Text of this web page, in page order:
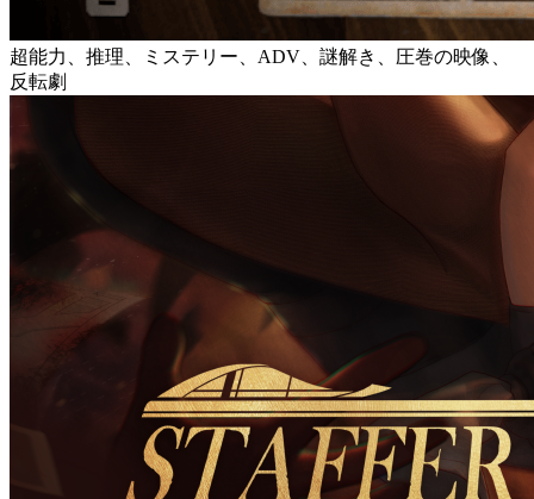
超能力、推理、ミステリー、ADV、謎解き、圧巻の映像、
反転劇